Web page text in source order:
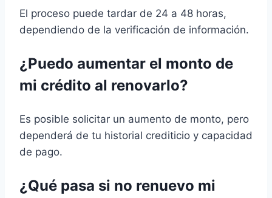
El proceso puede tardar de 24 a 48 horas,
dependiendo de la verificación de información.
¿Puedo aumentar el monto de
mi crédito al renovarlo?
Es posible solicitar un aumento de monto, pero
dependerá de tu historial crediticio y capacidad
de pago.
¿Qué pasa si no renuevo mi